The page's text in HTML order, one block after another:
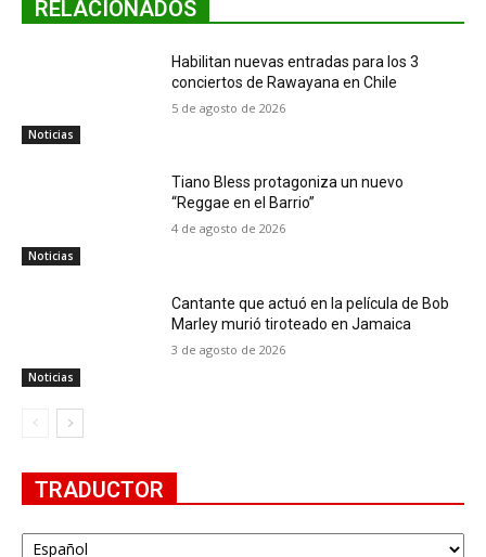
RELACIONADOS
Noticias
Habilitan nuevas entradas para los 3
conciertos de Rawayana en Chile
5 de agosto de 2026
Noticias
Tiano Bless protagoniza un nuevo
“Reggae en el Barrio”
4 de agosto de 2026
Noticias
Cantante que actuó en la película de Bob
Marley murió tiroteado en Jamaica
3 de agosto de 2026
TRADUCTOR